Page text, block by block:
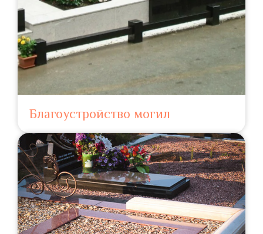
Благоустройство могил